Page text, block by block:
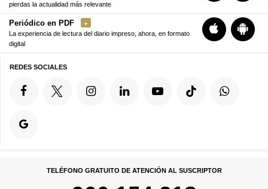
pierdas la actualidad más relevante
Periódico en PDF
La experiencia de lectura del diario impreso, ahora, en formato
digital
REDES SOCIALES
TELÉFONO GRATUITO DE ATENCIÓN AL SUSCRIPTOR